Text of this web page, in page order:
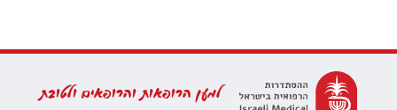
למען הרופאות והרופאים ולטובת